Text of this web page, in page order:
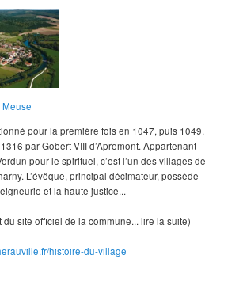
Meuse
pour la première fois en 1047, puis 1049,
par Gobert VIII d’Apremont. Appartenant
pour le spirituel, c’est l’un des villages de
L’évêque, principal décimateur, possède
et la haute justice...
du site officiel de la commune... lire la suite)
histoire-du-village